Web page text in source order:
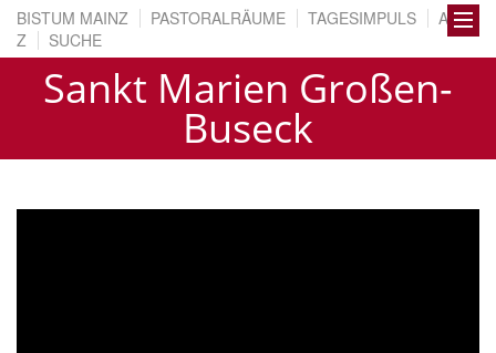
BISTUM MAINZ PASTORALRÄUME TAGESIMPULS
A BIS
Z
SUCHE
Sankt Marien Großen-
Buseck